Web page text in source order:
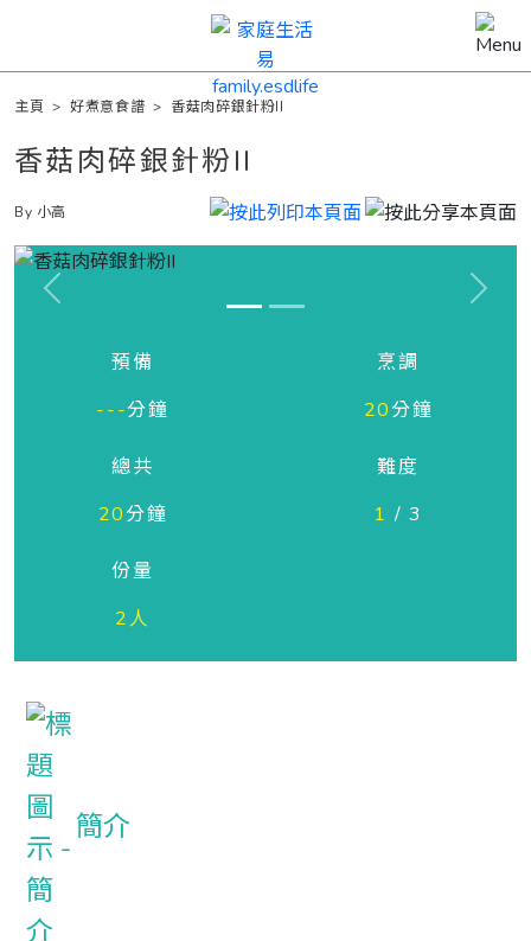
主頁 >好煮意食譜 > 香菇肉碎銀針粉II
香菇肉碎銀針粉II
By 小高
Previous Next
預備
---分鐘
烹調
20分鐘
總共
20分鐘
難度
1 / 3
份量
2人
簡介